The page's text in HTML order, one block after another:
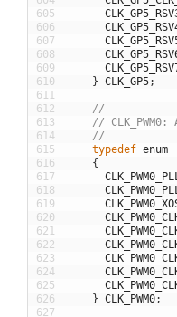
605
606
607
608
609
610
611
612
613
614
615
616
617
618
619
620
621
622
623
624
625
626
627
} CLK_GP5;
//
// CLK_PWM0:
//
typedef enum
{
} CLK_PWM0;